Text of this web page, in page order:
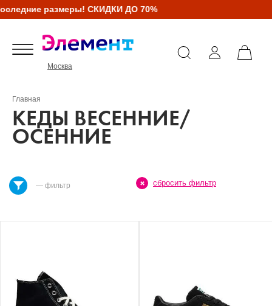
размеры! СКИДКИ ДО 70%
Москва
Главная
КЕДЫ ВЕСЕННИЕ/
ОСЕННИЕ
— фильтр сбросить фильтр